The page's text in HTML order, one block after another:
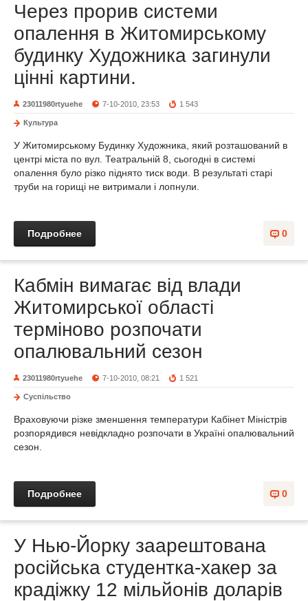
Через прорив системи
опалення в Житомирському
будинку Художника загинули
цінні картини.
23011980rtyuehe 7-10-2010, 23:53 1 543
Культура
У Житомирському Будинку Художника, який розташований в
центрі міста по вул. Театральній 8, сьогодні в системі
опалення було різко піднято тиск води. В результаті старі
труби на горищі не витримали і лопнули.
0
Подробнее
Кабмін вимагає від влади
Житомирської області
терміново розпочати
опалювальний сезон
23011980rtyuehe 7-10-2010, 08:21 1 521
Суспільство
Враховуючи різке зменшення температури Кабінет Міністрів
розпорядився невідкладно розпочати в Україні опалювальний
сезон.
0
Подробнее
У Нью-Йорку заарештована
російська студентка-хакер за
крадіжку 12 мільйонів доларів